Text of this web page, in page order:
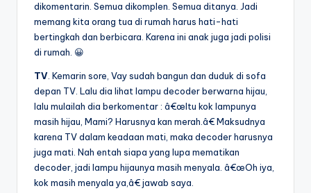
dikomentarin. Semua dikomplen. Semua ditanya. Jadi
memang kita orang tua di rumah harus hati-hati
bertingkah dan berbicara. Karena ini anak juga jadi polisi
di rumah. 😀
TV. Kemarin sore, Vay sudah bangun dan duduk di sofa
depan TV. Lalu dia lihat lampu decoder berwarna hijau,
lalu mulailah dia berkomentar : â€œItu kok lampunya
masih hijau, Mami? Harusnya kan merah.â€ Maksudnya
karena TV dalam keadaan mati, maka decoder harusnya
juga mati. Nah entah siapa yang lupa mematikan
decoder, jadi lampu hijaunya masih menyala. â€œOh iya,
kok masih menyala ya,â€ jawab saya.